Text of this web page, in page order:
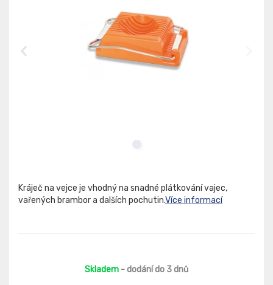
Kráječ na vejce je vhodný na snadné plátkování vajec,
vařených brambor a dalších pochutin.Více informací
Skladem - dodání do 3 dnů